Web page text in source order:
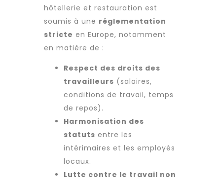
hôtellerie et restauration est
soumis à une réglementation
stricte en Europe, notamment
en matière de :
Respect des droits des
travailleurs (salaires,
conditions de travail, temps
de repos).
Harmonisation des
statuts entre les
intérimaires et les employés
locaux.
Lutte contre le travail non